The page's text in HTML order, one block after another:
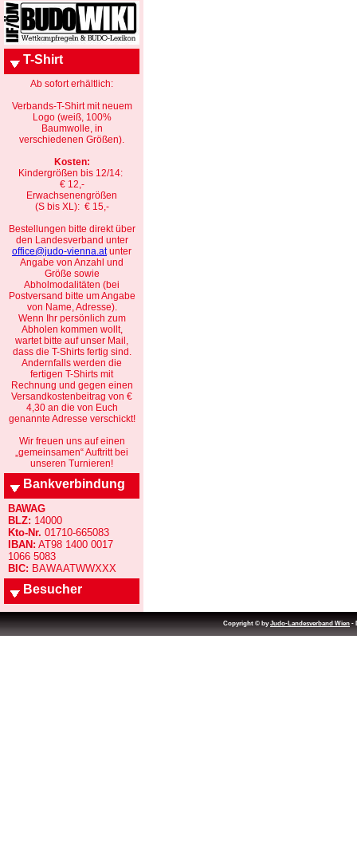
T-Shirt
Ab sofort erhältlich:
Verbands-T-Shirt mit neuem
Logo (weiß, 100%
Baumwolle, in
verschiedenen Größen).
Kosten:
Kindergrößen bis 12/14:
€ 12,-
Erwachsenengrößen
(S bis XL): € 15,-
Bestellungen bitte direkt über
den Landesverband unter
office@judo-vienna.atunter
Angabe von Anzahl und
Größe sowie
Abholmodalitäten (bei
Postversand bitte um Angabe
von Name, Adresse).
Wenn Ihr persönlich zum
Abholen kommen wollt,
wartet bitte auf unser Mail,
dass die T-Shirts fertig sind.
Andernfalls werden die
fertigen T-Shirts mit
Rechnung und gegen einen
Versandkostenbeitrag von €
4,30 an die von Euch
genannte Adresse verschickt!
Wir freuen uns auf einen
„gemeinsamen“ Auftritt bei
unseren Turnieren!
Bankverbindung
BAWAG
BLZ: 14000
Kto-Nr. 01710-665083
IBAN: AT98 1400 0017
1066 5083
BIC: BAWAATWWXXX
Besucher
Copyright © byJudo-Landesverband Wien -